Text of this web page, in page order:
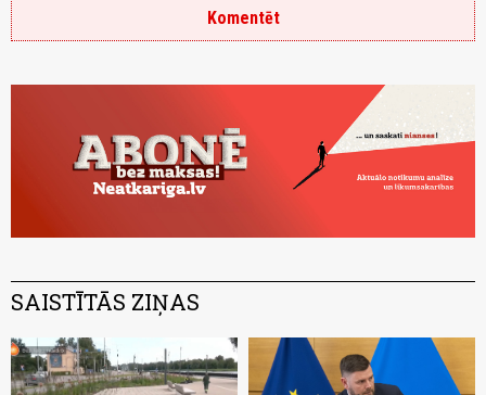
Komentēt
SAISTĪTĀS ZIŅAS